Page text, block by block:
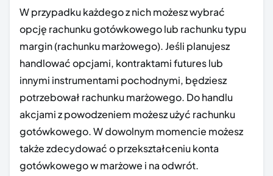
W przypadku każdego z nich możesz wybrać
opcję rachunku gotówkowego lub rachunku typu
margin (rachunku marżowego). Jeśli planujesz
handlować opcjami, kontraktami futures lub
innymi instrumentami pochodnymi, będziesz
potrzebował rachunku marżowego. Do handlu
akcjami z powodzeniem możesz użyć rachunku
gotówkowego. W dowolnym momencie możesz
także zdecydować o przekształceniu konta
gotówkowego w marżowe i na odwrót.